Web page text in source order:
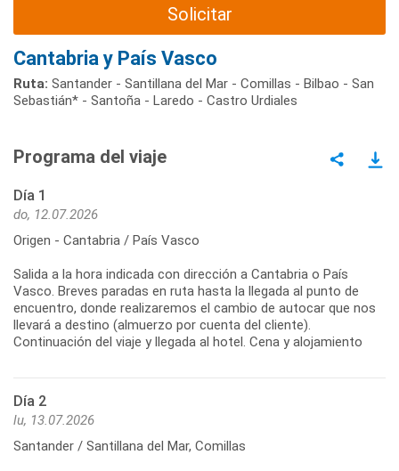
Solicitar
Cantabria y País Vasco
Ruta: Santander - Santillana del Mar - Comillas - Bilbao - San
Sebastián* - Santoña - Laredo - Castro Urdiales
Programa del viaje
Día 1
do, 12.07.2026
Origen - Cantabria / País Vasco
Salida a la hora indicada con dirección a Cantabria o País
Vasco. Breves paradas en ruta hasta la llegada al punto de
encuentro, donde realizaremos el cambio de autocar que nos
llevará a destino (almuerzo por cuenta del cliente).
Continuación del viaje y llegada al hotel. Cena y alojamiento
Día 2
lu, 13.07.2026
Santander / Santillana del Mar, Comillas